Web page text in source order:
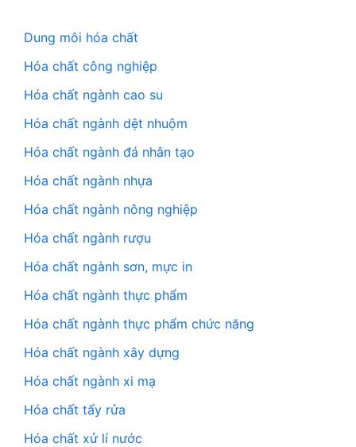
Dung môi hóa chất
Hóa chất công nghiệp
Hóa chất ngành cao su
Hóa chất ngành dệt nhuộm
Hóa chất ngành đá nhân tạo
Hóa chất ngành nhựa
Hóa chất ngành nông nghiệp
Hóa chất ngành rượu
Hóa chất ngành sơn, mực in
Hóa chất ngành thực phẩm
Hóa chất ngành thực phẩm chức năng
Hóa chất ngành xây dựng
Hóa chất ngành xi mạ
Hóa chất tẩy rửa
Hóa chất xử lí nước